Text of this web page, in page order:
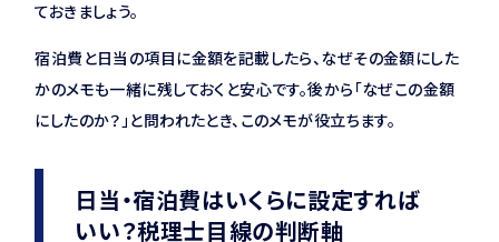
ておきましょう。
宿泊費と日当の項目に金額を記載したら、なぜその金額にした
かのメモも一緒に残しておくと安心です。後から「なぜこの金額
にしたのか？」と問われたとき、このメモが役立ちます。
日当・宿泊費はいくらに設定すれば
いい？税理士目線の判断軸